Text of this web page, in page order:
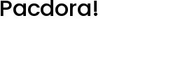
Pacdora!